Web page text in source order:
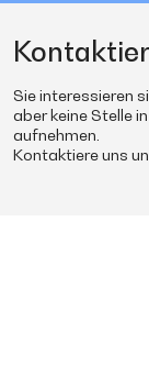
Sie interessieren
aber keine Stelle
aufnehmen.
Kontaktiere uns